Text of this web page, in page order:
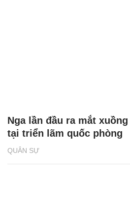
QUÂN SỰ
Nga lần đầu ra mắt
tại triển lãm quốc phòng